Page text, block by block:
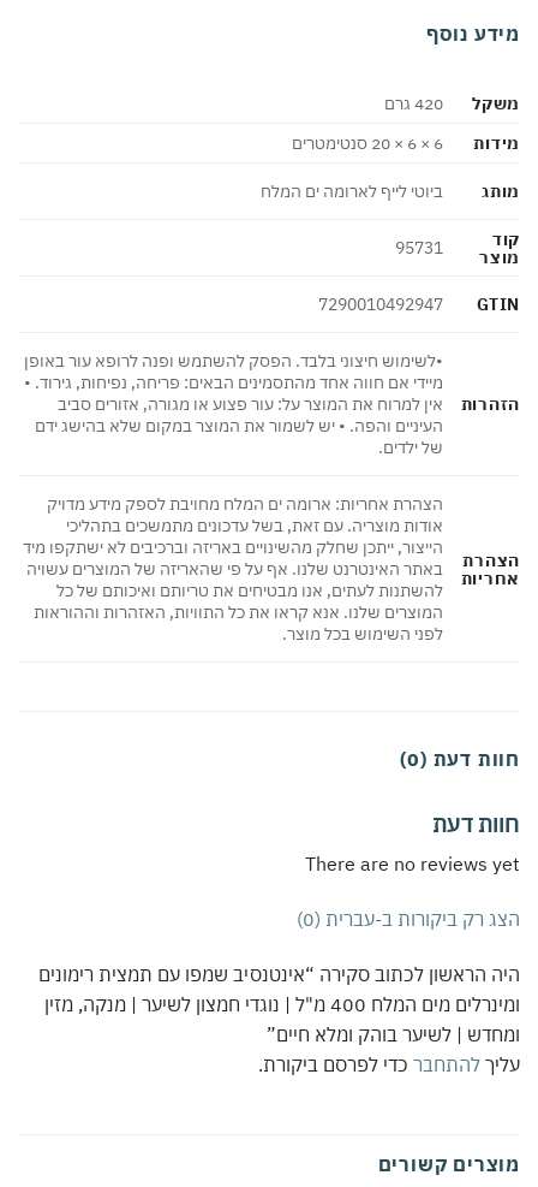
מידע נוסף
משקל
420 גרם
מידות
6 × 6 × 20 סנטימטרים
מותג ביוטי לייף לארומה ים המלח
קוד
מוצר 95731
GTIN
7290010492947
הזהרות
•לשימוש חיצוני בלבד. הפסק להשתמש ופנה לרופא עור באופן
מיידי אם חווה אחד מהתסמינים הבאים: פריחה, נפיחות, גירוד. •
אין למרוח את המוצר על: עור פצוע או מגורה, אזורים סביב
העיניים והפה. • יש לשמור את המוצר במקום שלא בהישג ידם
של ילדים.
הצהרת
אחריות
הצהרת אחריות: ארומה ים המלח מחויבת לספק מידע מדויק
אודות מוצריה. עם זאת, בשל עדכונים מתמשכים בתהליכי
הייצור, ייתכן שחלק מהשינויים באריזה וברכיבים לא ישתקפו מיד
באתר האינטרנט שלנו. אף על פי שהאריזה של המוצרים עשויה
להשתנות לעתים, אנו מבטיחים את טריותם ואיכותם של כל
המוצרים שלנו. אנא קראו את כל התוויות, האזהרות וההוראות
לפני השימוש בכל מוצר.
חוות דעת (0)
חוות דעת
There are no reviews yet
הצג רק ביקורות ב-עברית (0)
היה הראשון לכתוב סקירה “אינטנסיב שמפו עם תמצית רימונים
ומינרלים מים המלח 400 מ"ל | נוגדי חמצון לשיער | מנקה, מזין
ומחדש | לשיער בוהק ומלא חיים”
עליך להתחבר כדי לפרסם ביקורת.
מוצרים קשורים